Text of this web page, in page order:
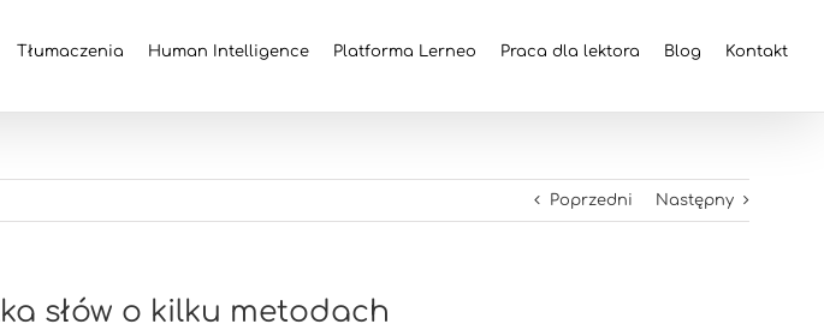
Tłumaczenia Human Intelligence Platforma Lerneo Praca dla lektora Blog Kontakt
Poprzedni Następny
słów o kilku metodach